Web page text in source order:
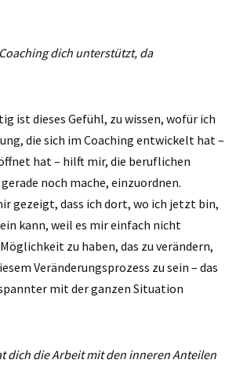
dich unterstützt, da
ist dieses Gefühl, zu wissen, wofür ich
die sich im Coaching entwickelt hat –
hat – hilft mir, die beruflichen
noch mache, einzuordnen.
gezeigt, dass ich dort, wo ich jetzt bin,
kann, weil es mir einfach nicht
zu haben, das zu verändern,
Veränderungsprozess zu sein – das
mit der ganzen Situation
dich die Arbeit mit den inneren Anteilen